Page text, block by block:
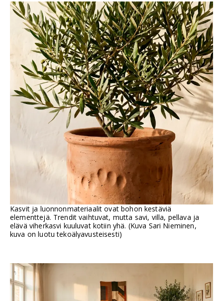
Kasvit ja luonnonmateriaalit ovat bohon kestäviä
elementtejä. Trendit vaihtuvat, mutta savi, villa, pellava ja
elävä viherkasvi kuuluvat kotiin yhä. (Kuva Sari Nieminen,
kuva on luotu tekoälyavusteisesti)